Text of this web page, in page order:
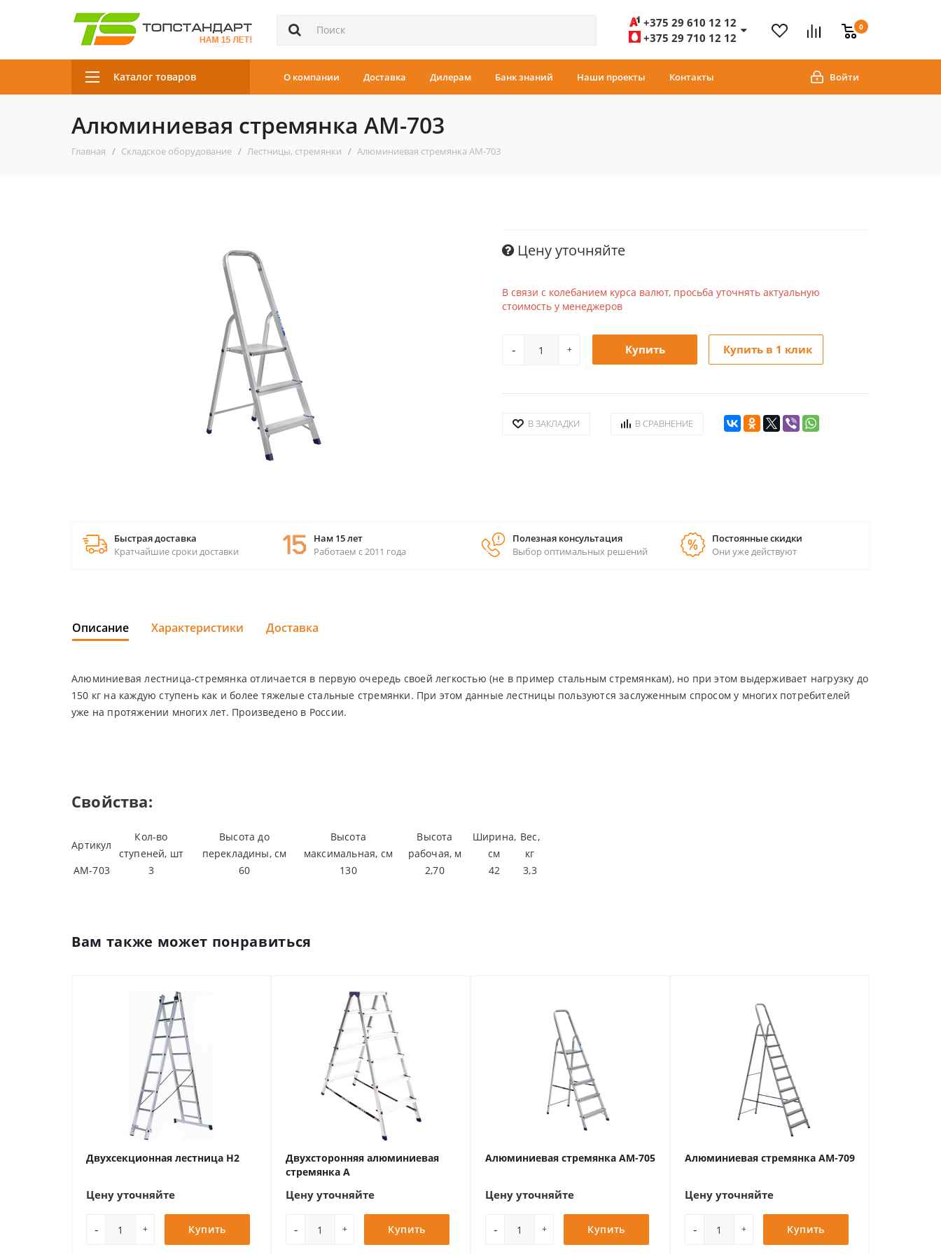
0
+375 29 610 12 12
+375 29 710 12 12
Каталог товаров О компании Доставка Дилерам Банк знаний Наши проекты Контакты Войти
Алюминиевая стремянка АМ-703
Главная Складское оборудование Лестницы, стремянки Алюминиевая стремянка АМ-703
Цену уточняйте
В связи с колебанием курса валют, просьба уточнять актуальную
стоимость у менеджеров
+
- Купить Купить в 1 клик
В ЗАКЛАДКИ В СРАВНЕНИЕ
Быстрая доставка
Кратчайшие сроки доставки
Нам 15 лет
Работаем с 2011 года
Полезная консультация
Выбор оптимальных решений
Постоянные скидки
Они уже действуют
Описание Характеристики Доставка
Алюминиевая лестница-стремянка отличается в первую очередь своей легкостью (не в пример стальным стремянкам), но при этом выдерживает нагрузку до
150 кг на каждую ступень как и более тяжелые стальные стремянки. При этом данные лестницы пользуются заслуженным спросом у многих потребителей
уже на протяжении многих лет. Произведено в России.
Свойства:
Артикул
Кол-во
ступеней, шт
Высота до
перекладины, см
Высота
максимальная, см
Высота
рабочая, м
Ширина,
см
Вес,
кг
АМ-703
3 60 130 2,70 42 3,3
Вам также может понравиться
Двухсекционная лестница H2
Цену уточняйте
+
- Купить
Двухсторонняя алюминиевая
стремянка А
Цену уточняйте
+
- Купить
Алюминиевая стремянка АМ-705
Цену уточняйте
+
- Купить
Алюминиевая стремянка АМ-709
Цену уточняйте
+
- Купить